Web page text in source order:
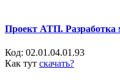
Проект АТП. Разработка
Код: 02.01.04.01.93
Как тут скачать?